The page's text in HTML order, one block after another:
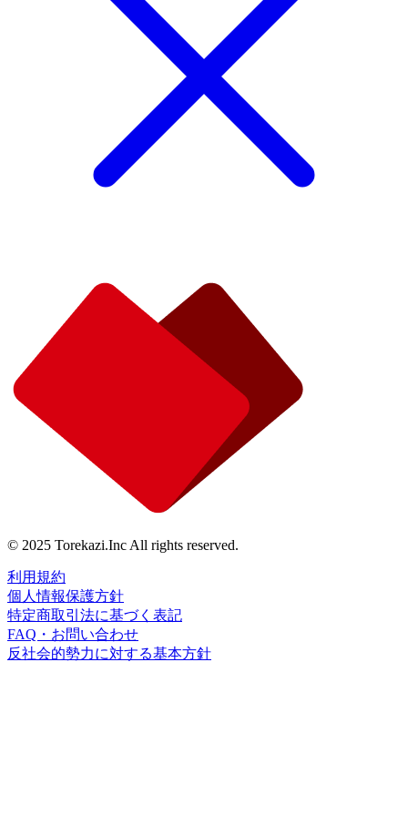
© 2025 Torekazi.Inc All rights reserved.
利用規約
個人情報保護方針
特定商取引法に基づく表記
FAQ・お問い合わせ
反社会的勢力に対する基本方針